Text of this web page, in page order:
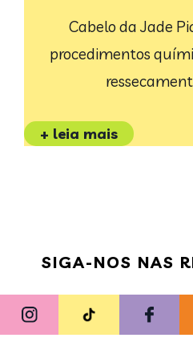
Cabelo da Jade
procedimentos
+ leia mais
SIGA-NOS NAS